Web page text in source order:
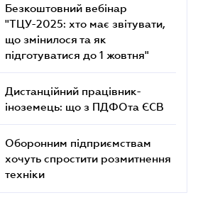
Безкоштовний вебінар
"ТЦУ-2025: хто має звітувати,
що змінилося та як
підготуватися до 1 жовтня"
Дистанційний працівник-
іноземець: що з ПДФОта ЄСВ
Оборонним підприємствам
хочуть спростити розмитнення
техніки